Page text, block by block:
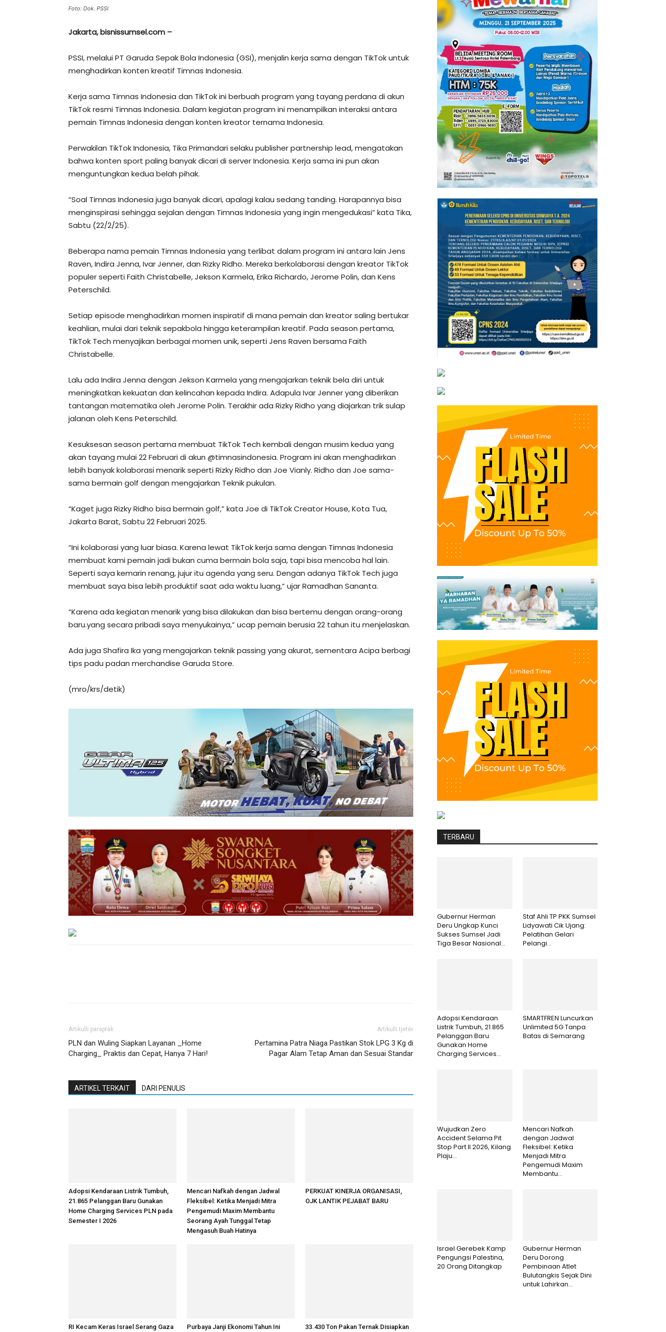
Foto: Dok. PSSI
Jakarta, bisnissumsel.com –
PSSI, melalui PT Garuda Sepak Bola Indonesia (GSI), menjalin kerja sama dengan TikTok untuk
menghadirkan konten kreatif Timnas Indonesia.
Kerja sama Timnas Indonesia dan TikTok ini berbuah program yang tayang perdana di akun
TikTok resmi Timnas Indonesia. Dalam kegiatan program ini menampilkan interaksi antara
pemain Timnas Indonesia dengan konten kreator ternama Indonesia.
Perwakilan TikTok Indonesia, Tika Primandari selaku publisher partnership lead, mengatakan
bahwa konten sport paling banyak dicari di server Indonesia. Kerja sama ini pun akan
menguntungkan kedua belah pihak.
“Soal Timnas Indonesia juga banyak dicari, apalagi kalau sedang tanding. Harapannya bisa
menginspirasi sehingga sejalan dengan Timnas Indonesia yang ingin mengedukasi” kata Tika,
Sabtu (22/2/25).
Beberapa nama pemain Timnas Indonesia yang terlibat dalam program ini antara lain Jens
Raven, Indira Jenna, Ivar Jenner, dan Rizky Ridho. Mereka berkolaborasi dengan kreator TikTok
populer seperti Faith Christabelle, Jekson Karmela, Erika Richardo, Jerome Polin, dan Kens
Peterschild.
Setiap episode menghadirkan momen inspiratif di mana pemain dan kreator saling bertukar
keahlian, mulai dari teknik sepakbola hingga keterampilan kreatif. Pada season pertama,
TikTok Tech menyajikan berbagai momen unik, seperti Jens Raven bersama Faith
Christabelle.
Lalu ada Indira Jenna dengan Jekson Karmela yang mengajarkan teknik bela diri untuk
meningkatkan kekuatan dan kelincahan kepada Indira. Adapula Ivar Jenner yang diberikan
tantangan matematika oleh Jerome Polin. Terakhir ada Rizky Ridho yang diajarkan trik sulap
jalanan oleh Kens Peterschild.
Kesuksesan season pertama membuat TikTok Tech kembali dengan musim kedua yang
akan tayang mulai 22 Februari di akun @timnasindonesia. Program ini akan menghadirkan
lebih banyak kolaborasi menarik seperti Rizky Ridho dan Joe Vianly. Ridho dan Joe sama-
sama bermain golf dengan mengajarkan Teknik pukulan.
“Kaget juga Rizky Ridho bisa bermain golf,” kata Joe di TikTok Creator House, Kota Tua,
Jakarta Barat, Sabtu 22 Februari 2025.
“Ini kolaborasi yang luar biasa. Karena lewat TikTok kerja sama dengan Timnas Indonesia
membuat kami pemain jadi bukan cuma bermain bola saja, tapi bisa mencoba hal lain.
Seperti saya kemarin renang, jujur itu agenda yang seru. Dengan adanya TikTok Tech juga
membuat saya bisa lebih produktif saat ada waktu luang,” ujar Ramadhan Sananta.
“Karena ada kegiatan menarik yang bisa dilakukan dan bisa bertemu dengan orang-orang
baru.yang secara pribadi saya menyukainya,” ucap pemain berusia 22 tahun itu menjelaskan.
Ada juga Shafira Ika yang mengajarkan teknik passing yang akurat, sementara Acipa berbagi
tips padu padan merchandise Garuda Store.
(mro/krs/detik)
Artikulli paraprak
PLN dan Wuling Siapkan Layanan _Home
Charging_ Praktis dan Cepat, Hanya 7 Hari!
Artikulli tjetër
Pertamina Patra Niaga Pastikan Stok LPG 3 Kg di
Pagar Alam Tetap Aman dan Sesuai Standar
ARTIKEL TERKAIT DARI PENULIS
Adopsi Kendaraan Listrik Tumbuh,
21.865 Pelanggan Baru Gunakan
Home Charging Services PLN pada
Semester I 2026
Mencari Nafkah dengan Jadwal
Fleksibel: Ketika Menjadi Mitra
Pengemudi Maxim Membantu
Seorang Ayah Tunggal Tetap
Mengasuh Buah Hatinya
PERKUAT KINERJA ORGANISASI,
OJK LANTIK PEJABAT BARU
RI Kecam Keras Israel Serang Gaza Purbaya Janji Ekonomi Tahun Ini 33.430 Ton Pakan Ternak Disiapkan
TERBARU
Gubernur Herman
Deru Ungkap Kunci
Sukses Sumsel Jadi
Tiga Besar Nasional...
Staf Ahli TP PKK Sumsel
Lidyawati Cik Ujang:
Pelatihan Gelari
Pelangi...
Adopsi Kendaraan
Listrik Tumbuh, 21.865
Pelanggan Baru
Gunakan Home
Charging Services...
SMARTFREN Luncurkan
Unlimited 5G Tanpa
Batas di Semarang
Wujudkan Zero
Accident Selama Pit
Stop Part II 2026, Kilang
Plaju...
Mencari Nafkah
dengan Jadwal
Fleksibel: Ketika
Menjadi Mitra
Pengemudi Maxim
Membantu...
Israel Gerebek Kamp
Pengungsi Palestina,
20 Orang Ditangkap
Gubernur Herman
Deru Dorong
Pembinaan Atlet
Bulutangkis Sejak Dini
untuk Lahirkan...